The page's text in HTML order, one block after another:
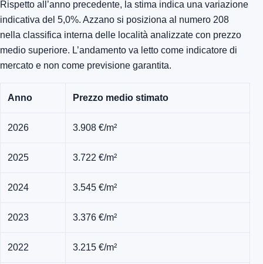
Rispetto all’anno precedente, la stima indica una variazione
indicativa del 5,0%. Azzano si posiziona al numero 208
nella classifica interna delle località analizzate con prezzo
medio superiore. L’andamento va letto come indicatore di
mercato e non come previsione garantita.
Anno Prezzo medio stimato
2026 3.908 €/m²
2025 3.722 €/m²
2024 3.545 €/m²
2023 3.376 €/m²
2022 3.215 €/m²